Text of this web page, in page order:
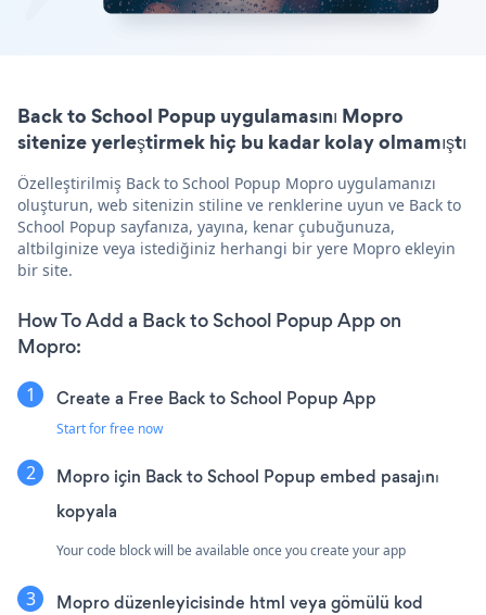
Back to School Popup uygulamasını Mopro
sitenize yerleştirmek hiç bu kadar kolay olmamıştı
Özelleştirilmiş Back to School Popup Mopro uygulamanızı
oluşturun, web sitenizin stiline ve renklerine uyun ve Back to
School Popup sayfanıza, yayına, kenar çubuğunuza,
altbilginize veya istediğiniz herhangi bir yere Mopro ekleyin
bir site.
How To Add a Back to School Popup App on
Mopro:
Create a Free Back to School Popup App
Start for free now
Mopro için Back to School Popup embed pasajını
kopyala
Your code block will be available once you create your app
Mopro düzenleyicisinde html veya gömülü kod